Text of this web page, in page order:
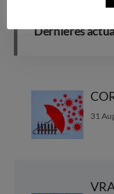
Dernières
31